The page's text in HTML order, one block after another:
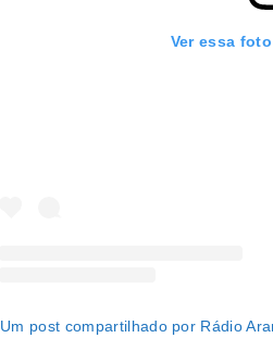
Ver essa
Um post compartilhado por Rádio